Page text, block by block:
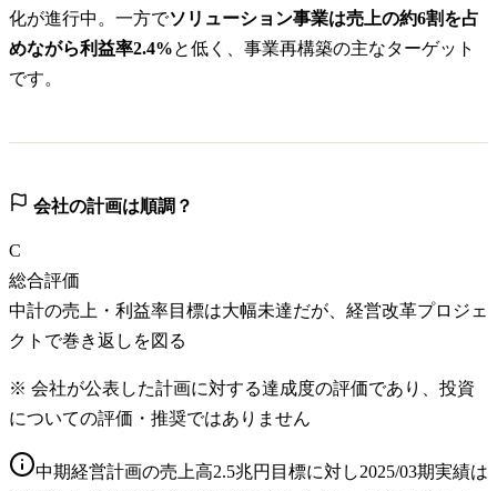
化が進行中。一方でソリューション事業は売上の約6割を占
めながら利益率2.4%と低く、事業再構築の主なターゲット
です。
会社の計画は順調？
C
総合評価
中計の売上・利益率目標は大幅未達だが、経営改革プロジェ
クトで巻き返しを図る
※ 会社が公表した計画に対する達成度の評価であり、投資
についての評価・推奨ではありません
中期経営計画の売上高2.5兆円目標に対し2025/03期実績は